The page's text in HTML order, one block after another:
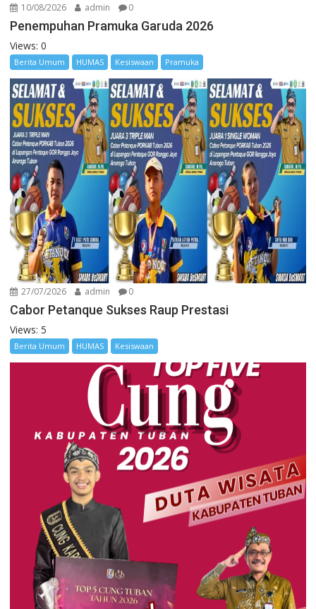
10/08/2026 admin 0
Penempuhan Pramuka Garuda 2026
Views: 0
Berita Umum HUMAS Kesiswaan Pramuka
27/07/2026 admin 0
Cabor Petanque Sukses Raup Prestasi
Views: 5
Berita Umum HUMAS Kesiswaan